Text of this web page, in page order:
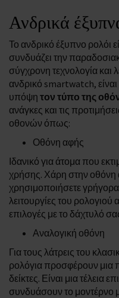
Ανδρικά
Το ανδρικό έξυπνο ρολόι
συνδυάζει την
σύγχρονη τεχνολογία και
ανδρικό smartwatch,
υπόψη τον τύπο της
ανάγκες και τις
οθονών όπως:
Οθόνη αφής
Ιδανικό για άτομα που
χρήσης. Χάρη στην οθόνη
χρησιμοποιήσετε γρήγορα
λειτουργίες του ρολογιού
επιλογές με το δάχτυλό
Αναλογική οθόνη
Για τους λάτρεις του
ρολόγια προσφέρουν μια
δείκτες. Είναι μια τέλεια
συνδυάσουν το μοντέρνο